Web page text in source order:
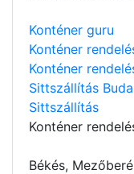
Konténer guru
Konténer
Konténer
Sittszállítás
Sittszállítás
Konténer
Békés,